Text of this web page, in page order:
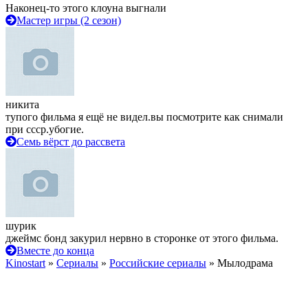
Наконец-то этого клоуна выгнали
Мастер игры (2 сезон)
никита
тупого фильма я ещё не видел.вы посмотрите как снимали
при ссср.убогие.
Семь вёрст до рассвета
шурик
джеймс бонд закурил нервно в сторонке от этого фильма.
Вместе до конца
Kinostart » Сериалы » Российские сериалы » Мылодрама